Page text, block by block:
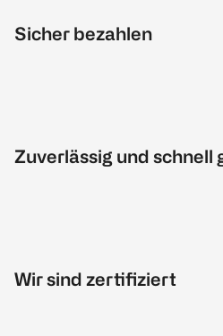
Sicher bezahlen
Zuverlässig und schnell
Wir sind zertifiziert